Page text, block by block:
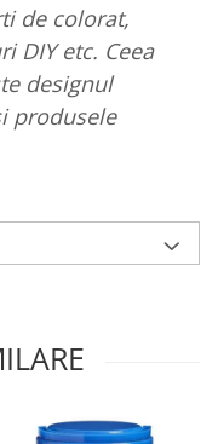
de colorat,
DIY etc. Ceea
designul
produsele